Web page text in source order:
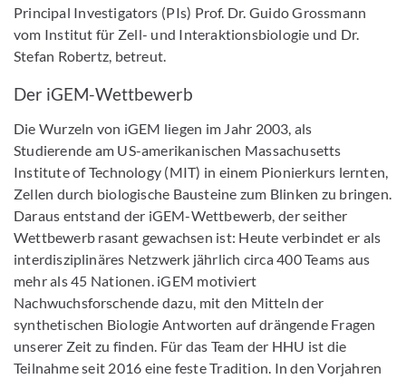
Principal Investigators (PIs) Prof. Dr. Guido Grossmann
vom Institut für Zell- und Interaktionsbiologie und Dr.
Stefan Robertz, betreut.
Der iGEM-Wettbewerb
Die Wurzeln von iGEM liegen im Jahr 2003, als
Studierende am US-amerikanischen Massachusetts
Institute of Technology (MIT) in einem Pionierkurs lernten,
Zellen durch biologische Bausteine zum Blinken zu bringen.
Daraus entstand der iGEM-Wettbewerb, der seither
Wettbewerb rasant gewachsen ist: Heute verbindet er als
interdisziplinäres Netzwerk jährlich circa 400 Teams aus
mehr als 45 Nationen. iGEM motiviert
Nachwuchsforschende dazu, mit den Mitteln der
synthetischen Biologie Antworten auf drängende Fragen
unserer Zeit zu finden. Für das Team der HHU ist die
Teilnahme seit 2016 eine feste Tradition. In den Vorjahren